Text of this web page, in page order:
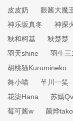
皮皮奶
眼酱大魔
神乐坂真冬
神探
秋和柯基
秋楚楚
羽天shine
羽生三
胡桃猫Kurumineko
舞小喵
芊川一笑
花柒Hana
苏嫣
莓可酱w
菌烨tako